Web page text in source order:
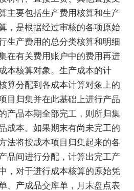
主要包括生产费用核算和生产
，是根据经过审核的各项原始
生产费用的总分类核算和明细
在有关费用账户中的费用再进
本核算对象。生产成本的计
算分配到各成本计算对象上的
目归集并在此基础上进行产品
产品本期全部完工，则所归集
成本。如果期末有尚未完工的
法将按成本项目归集起来的各
品间进行分配，计算出完工产
，对于进行成本核算的原始凭
、产成品交库单，月末盘点表